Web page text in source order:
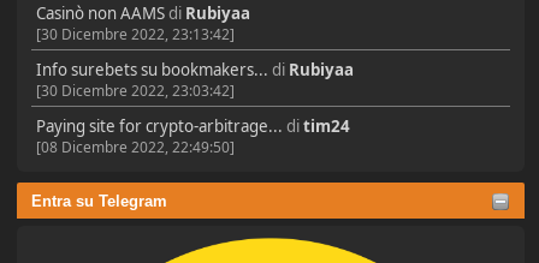
Casinò non AAMSdi Rubiyaa
[30 Dicembre 2022, 23:13:42]
Info surebets su bookmakers... di Rubiyaa
[30 Dicembre 2022, 23:03:42]
Paying site for crypto-arbitrage... ditim24
[08 Dicembre 2022, 22:49:50]
Entra su Telegram